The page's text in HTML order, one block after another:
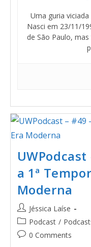
Uma guria
Nasci em 23/11/
de São Paulo,
a 1ª
Moderna
Jéssica Laíse
Podcast /
0 Comments